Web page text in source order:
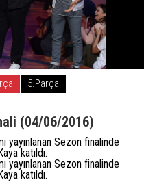
5.Parça
(04/06/2016)
yayınlanan Sezon finalinde
katıldı.
yayınlanan Sezon finalinde
katıldı.